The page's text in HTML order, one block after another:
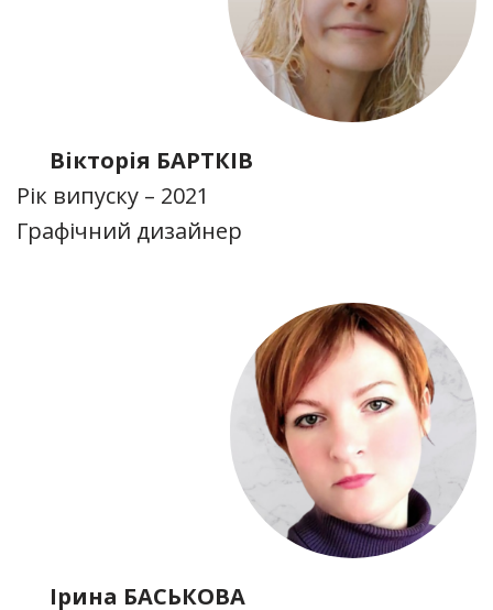
Вікторія БАРТКІВ
Рік випуску – 2021
Графічний дизайнер
Ірина БАСЬКОВА